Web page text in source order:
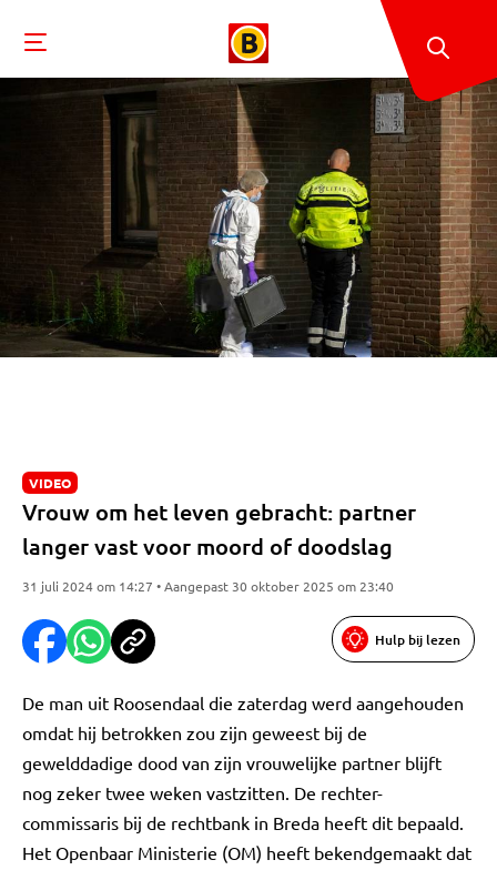
VIDEO
Vrouw om het leven gebracht: partner
langer vast voor moord of doodslag
31 juli 2024 om 14:27 • Aangepast 30 oktober 2025 om 23:40
Hulp bij lezen
De man uit Roosendaal die zaterdag werd aangehouden
omdat hij betrokken zou zijn geweest bij de
gewelddadige dood van zijn vrouwelijke partner blijft
nog zeker twee weken vastzitten. De rechter-
commissaris bij de rechtbank in Breda heeft dit bepaald.
Het Openbaar Ministerie (OM) heeft bekendgemaakt dat